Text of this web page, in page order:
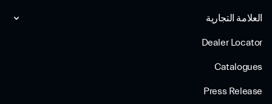
العلامة التجارية
Dealer Locator
Catalogues
Press Release